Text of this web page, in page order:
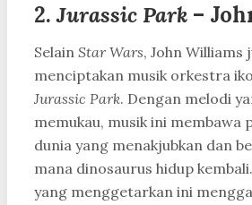
2.Jurassic Park –
Selain Star Wars, John Williams
menciptakan musik orkestra
Jurassic Park. Dengan melodi
memukau, musik ini membawa
dunia yang menakjubkan dan
mana dinosaurus hidup
yang menggetarkan ini